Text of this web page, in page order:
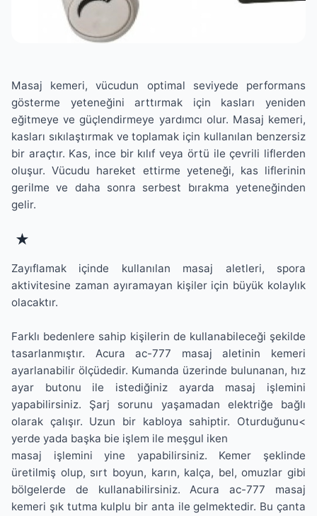
Masaj kemeri, vücudun optimal seviyede performans
gösterme yeteneğini arttırmak için kasları yeniden
eğitmeye ve güçlendirmeye yardımcı olur. Masaj kemeri,
kasları sıkılaştırmak ve toplamak için kullanılan benzersiz
bir araçtır. Kas, ince bir kılıf veya örtü ile çevrili liflerden
oluşur. Vücudu hareket ettirme yeteneği, kas liflerinin
gerilme ve daha sonra serbest bırakma yeteneğinden
gelir.
★
Zayıflamak içinde kullanılan masaj aletleri, spora
aktivitesine zaman ayıramayan kişiler için büyük kolaylık
olacaktır.
Farklı bedenlere sahip kişilerin de kullanabileceği şekilde
tasarlanmıştır. Acura ac-777 masaj aletinin kemeri
ayarlanabilir ölçüdedir. Kumanda üzerinde bulunanan, hız
ayar butonu ile istediğiniz ayarda masaj işlemini
yapabilirsiniz. Şarj sorunu yaşamadan elektriğe bağlı
olarak çalışır. Uzun bir kabloya sahiptir. Oturduğunu<
yerde yada başka bie işlem ile meşgul iken
masaj işlemini yine yapabilirsiniz. Kemer şeklinde
üretilmiş olup, sırt boyun, karın, kalça, bel, omuzlar gibi
bölgelerde de kullanabilirsiniz. Acura ac-777 masaj
kemeri şık tutma kulplu bir anta ile gelmektedir. Bu çanta